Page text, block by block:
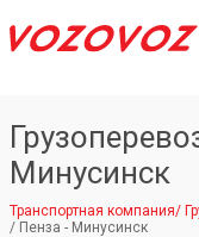
Минусинск
Транспортная компания/
/ Пенза - Минусинск